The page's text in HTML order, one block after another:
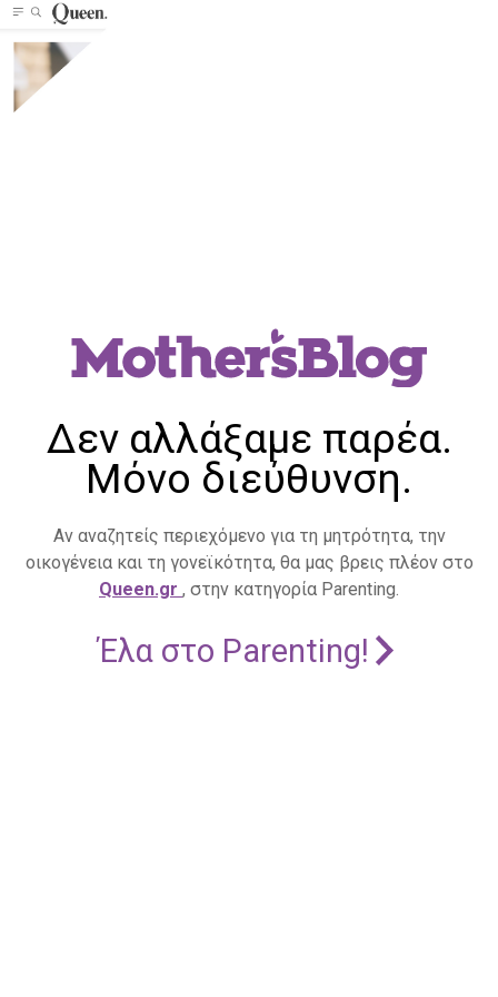
Δεν αλλάξαμε παρέα.
Μόνο διεύθυνση.
Αν αναζητείς περιεχόμενο για τη μητρότητα, την
οικογένεια και τη γονεϊκότητα, θα μας βρεις πλέον στο
Queen.gr , στην κατηγορία Parenting.
Έλα στο Parenting!